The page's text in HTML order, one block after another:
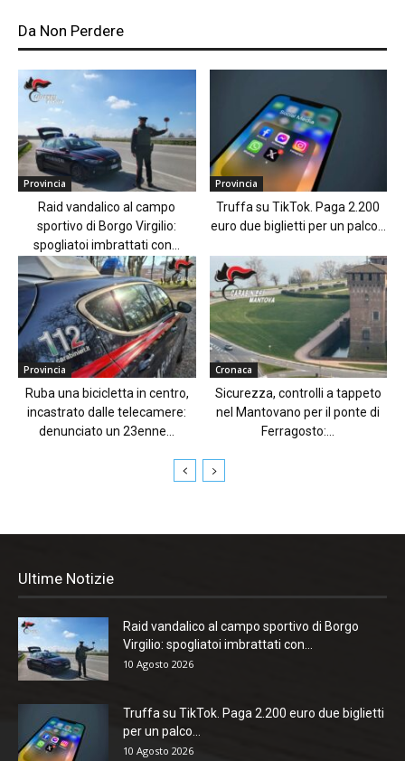
Da Non Perdere
Provincia
Raid vandalico al campo
sportivo di Borgo Virgilio:
spogliatoi imbrattati con...
Provincia
Truffa su TikTok. Paga 2.200
euro due biglietti per un palco...
Provincia
Ruba una bicicletta in centro,
incastrato dalle telecamere:
denunciato un 23enne...
Cronaca
Sicurezza, controlli a tappeto
nel Mantovano per il ponte di
Ferragosto:...
Ultime Notizie
Raid vandalico al campo sportivo di Borgo
Virgilio: spogliatoi imbrattati con...
10 Agosto 2026
Truffa su TikTok. Paga 2.200 euro due biglietti
per un palco...
10 Agosto 2026